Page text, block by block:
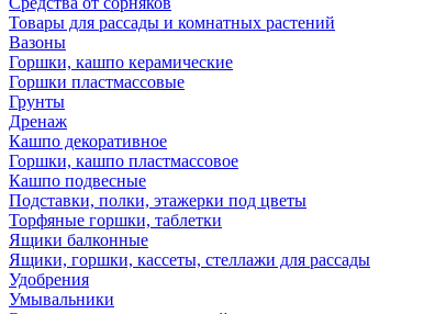
Товары для рассады и комнатных растений
Вазоны
Горшки, кашпо керамические
Горшки пластмассовые
Грунты
Дренаж
Кашпо декоративное
Горшки, кашпо пластмассовое
Кашпо подвесные
Подставки, полки, этажерки под цветы
Торфяные горшки, таблетки
Ящики балконные
Ящики, горшки, кассеты, стеллажи для рассады
Удобрения
Умывальники